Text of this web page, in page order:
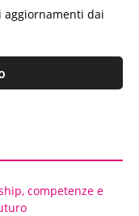
aggiornamenti dai
competenze e